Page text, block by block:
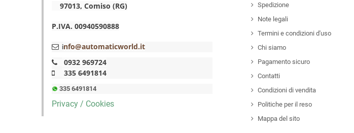
97013, Comiso (RG)
P.IVA. 00940590888
info@automaticworld.it
0932 969724
335 6491814
335 6491814
Privacy / Cookies
Spedizione
Note legali
Termini e condizioni d'uso
Chi siamo
Pagamento sicuro
Contatti
Condizioni di vendita
Politiche per il reso
Mappa del sito